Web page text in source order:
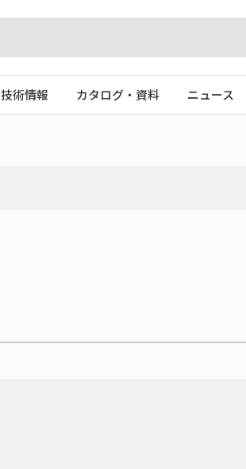
技術情報 カタログ・資料 ニュース